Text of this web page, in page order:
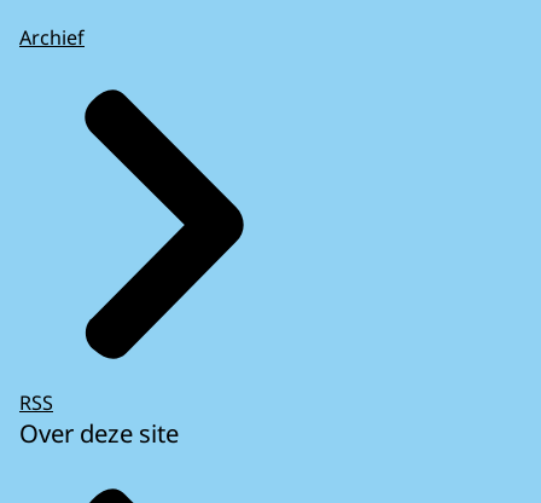
Archief
RSS
Over deze site